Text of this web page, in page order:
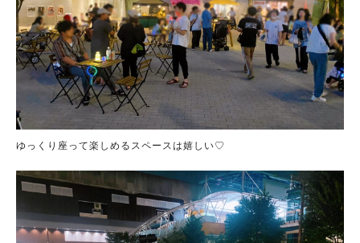
ゆっくり座って楽しめるスペースは嬉しい♡